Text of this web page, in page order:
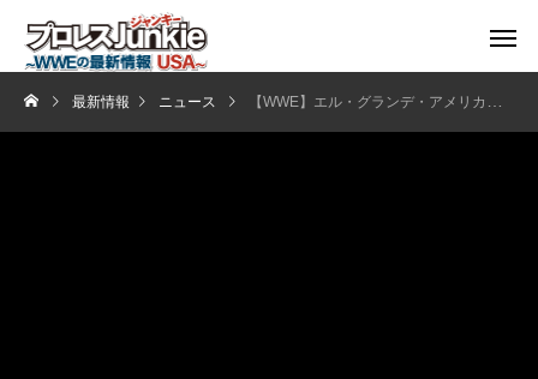
最新情報 ニュース 【WWE】エル・グランデ・アメリカーノが宿敵撃破！敗れたオリジナルは素顔を公開し正体を晒す！